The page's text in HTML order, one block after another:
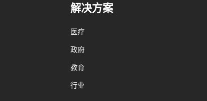
解决方案
医疗
政府
教育
行业